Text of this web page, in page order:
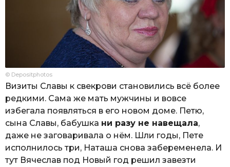
© Depositphotos
Визиты Славы к свекрови становились всё более
редкими. Сама же мать мужчины и вовсе
избегала появляться в его новом доме. Петю,
сына Славы, бабушка ни разу не навещала,
даже не заговаривала о нём. Шли годы, Пете
исполнилось три, Наташа снова забеременела. И
тут Вячеслав под Новый год решил завезти